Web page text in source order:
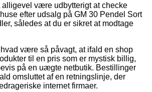
alligevel være udbytterigt at checke
efter udsalg på GM 30 Pendel Sort
således at du er sikret at modtage
være så påvagt, at ifald en shop
til en pris som er mystisk billig,
på en uægte netbutik. Bestillinger
omsluttet af en retningslinje, der
internet firmaer.